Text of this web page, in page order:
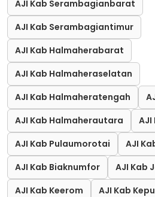
AJI Kab Serambagianbarat
AJI Kab Serambagiantimur
AJI Kab Halmaherabarat
AJI Kab Halmaheraselatan
AJI Kab Halmaheratengah
AJI Kab Halmaherautara
AJI
AJI Kab Pulaumorotai
AJI
AJI Kab Biaknumfor
AJI Kab
AJI Kab Keerom
AJI Kab